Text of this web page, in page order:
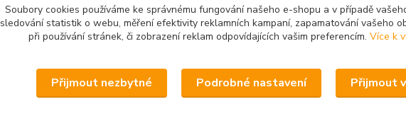
Soubory cookies používáme ke správnému fungování našeho e-shopu a v případě
sledování statistik o webu, měření efektivity reklamních kampaní, zapamatování vašeho
při používání stránek, či zobrazení reklam odpovídajících vašim preferencím. Více k
Přijmout nezbytné Podrobné nastavení Přijmout